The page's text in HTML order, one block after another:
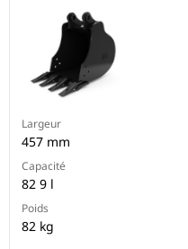
Largeur
457 mm
Capacité
82 9 l
Poids
82 kg